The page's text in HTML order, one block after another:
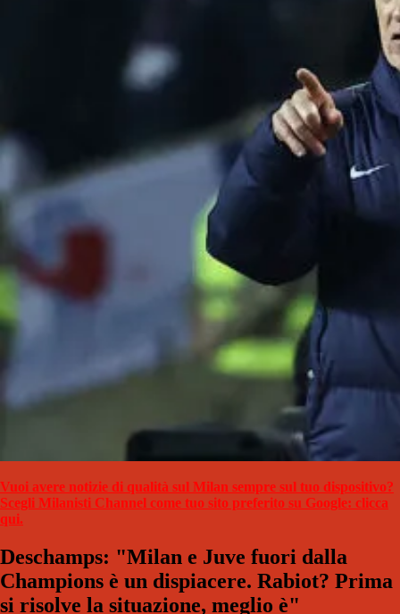
Vuoi avere notizie di qualità sul Milan sempre sul tuo dispositivo?
Scegli Milanisti Channel come tuo sito preferito su Google: clicca
qui.
Deschamps: "Milan e Juve fuori dalla
Champions è un dispiacere. Rabiot? Prima
si risolve la situazione, meglio è"